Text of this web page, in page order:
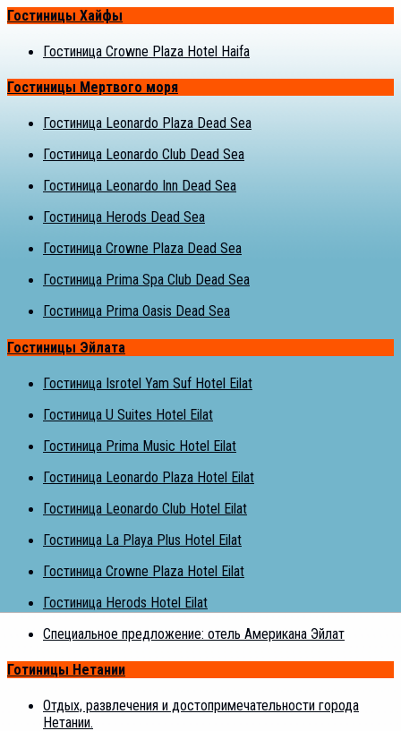
Гостиницы Хайфы
Гостиница Crowne Plaza Hotel Haifa
Гостиницы Мертвого моря
Гостиница Leonardo Plaza Dead Sea
Гостиница Leonardo Club Dead Sea
Гостиница Leonardo Inn Dead Sea
Гостиница Herods Dead Sea
Гостиница Crowne Plaza Dead Sea
Гостиница Prima Spa Club Dead Sea
Гостиница Prima Oasis Dead Sea
Гостиницы Эйлата
Гостиница Isrotel Yam Suf Hotel Eilat
Гостиница U Suites Hotel Eilat
Гостиница Prima Music Hotel Eilat
Гостиница Leonardo Plaza Hotel Eilat
Гостиница Leonardo Club Hotel Eilat
Гостиница La Playa Plus Hotel Eilat
Гостиница Crowne Plaza Hotel Eilat
Гостиница Herods Hotel Eilat
Специальное предложение: отель Американа Эйлат
Готиницы Нетании
Отдых, развлечения и достопримечательности города
Нетании.